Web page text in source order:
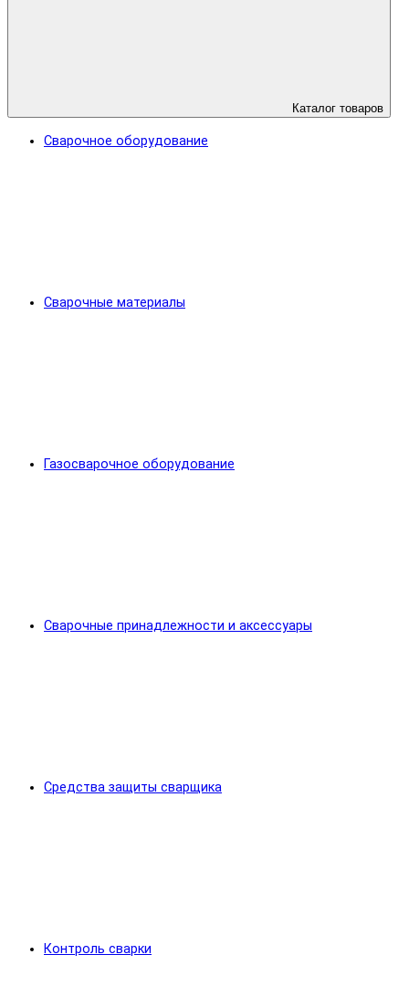
Каталог товаров
Сварочное оборудование
Сварочные материалы
Газосварочное оборудование
Сварочные принадлежности и аксессуары
Средства защиты сварщика
Контроль сварки